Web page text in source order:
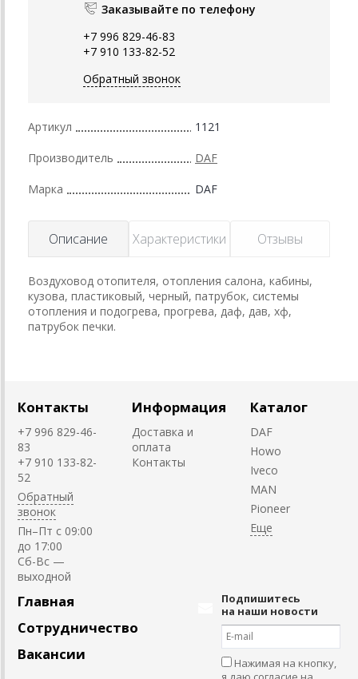
Заказывайте по телефону
+7 996 829-46-83
+7 910 133-82-52
Обратный звонок
Артикул 1121
Производитель DAF
Марка DAF
Описание Характеристики Отзывы
Воздуховод отопителя, отопления салона, кабины,
кузова, пластиковый, черный, патрубок, системы
отопления и подогрева, прогрева, даф, дав, хф,
патрубок печки.
Контакты
+7 996 829-46-
83
+7 910 133-82-
52
Обратный
звонок
Пн–Пт с 09:00
до 17:00
Cб-Вс —
выходной
Информация
Доставка и
оплата
Контакты
Каталог
DAF
Howo
Iveco
MAN
Pioneer
Главная
Сотрудничество
Вакансии
Подпишитесь
на наши новости
Нажимая на кнопку,